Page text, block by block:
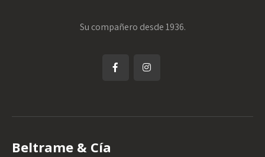
Su compañero desde 1936.
Beltrame & Cía